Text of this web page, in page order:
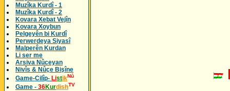
Muzîka Kurdî - 1
Muzîka Kurdî - 2
Kovara Xebat Vejîn
Kovara Xoybun
Pelgeyên bi Kurdî
Perwerdeya Siyasî
Malperên Kurdan
Li ser me
Arsiva Nûceyan
Nivîs & Nûçe Bişîne
Game-Cilîp- ListikNû
Game - 36KurdishTV